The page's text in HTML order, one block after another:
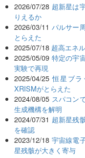
2026/07/28 超新星は
りえるか
2026/03/11 パルサー
とらえた
2025/07/18 超高エネ
2025/05/09 特定の宇
実験で再現
2025/04/25 恒星ブラ
XRISMがとらえた
2024/08/05 スパコン
生成機構を解明
2024/07/31 超新星残
を確認
2023/12/18 宇宙線電
星残骸が大きく寄与